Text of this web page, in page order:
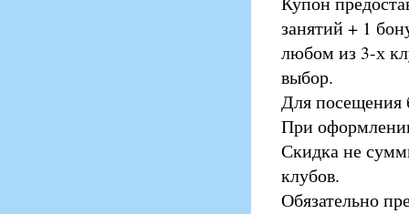
занятий + 1
любом из 3-х
выбор.
Для посещения
При
Скидка не
клубов.
Обязательно